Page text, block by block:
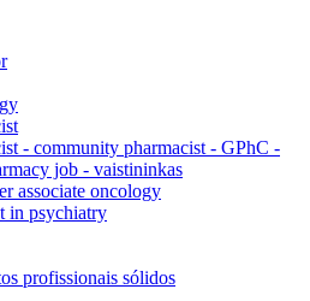
- community pharmacist - GPhC -
job - vaistininkas
associate oncology
in psychiatry
profissionais sólidos